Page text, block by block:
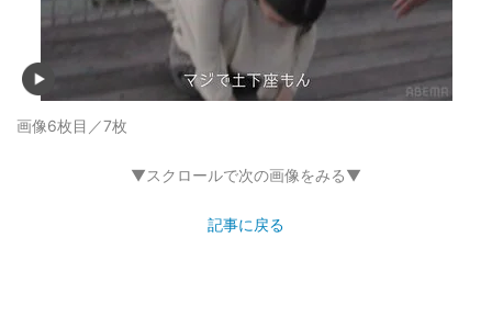
画像6枚目／7枚
▼スクロールで次の画像をみる▼
記事に戻る